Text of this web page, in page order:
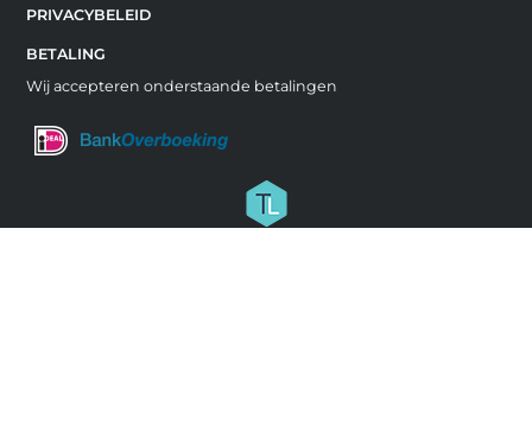
PRIVACYBELEID
BETALING
Wij accepteren onderstaande betalingen